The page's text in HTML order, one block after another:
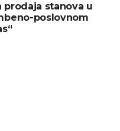
prodaja stanova u
poslovnom